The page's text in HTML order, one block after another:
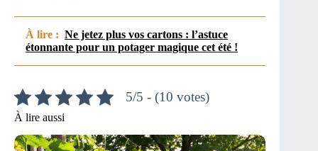
À lire : Ne jetez plus vos cartons : l’astuce
étonnante pour un potager magique cet été !
5/5 - (10 votes)
À lire aussi